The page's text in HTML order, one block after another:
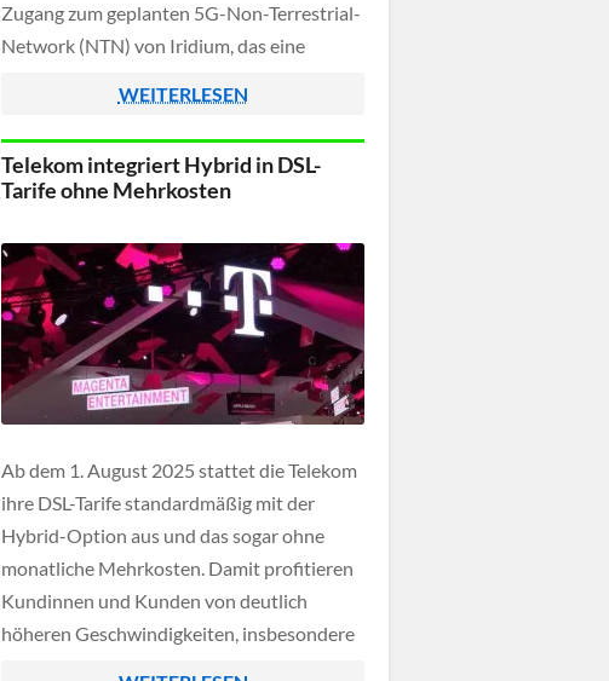
Zugang zum geplanten 5G-Non-Terrestrial-
Network (NTN) von Iridium, das eine
Satelliten ohne zusätzliche Hardware
ermöglicht.
WEITERLESEN
Telekom integriert Hybrid in DSL-
Tarife ohne Mehrkosten
Ab dem 1. August 2025 stattet die Telekom
ihre DSL-Tarife standardmäßig mit der
Hybrid-Option aus und das sogar ohne
monatliche Mehrkosten. Damit profitieren
Kundinnen und Kunden von deutlich
höheren Geschwindigkeiten, insbesondere